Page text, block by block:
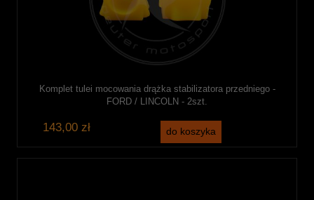
Komplet tulei mocowania drążka stabilizatora przedniego -
FORD / LINCOLN - 2szt.
143,00 zł do koszyka